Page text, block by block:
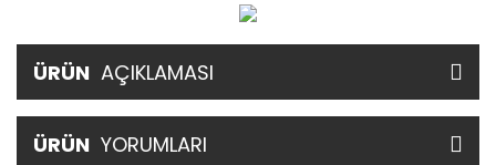
ÜRÜN AÇIKLAMASI
ÜRÜN YORUMLARI